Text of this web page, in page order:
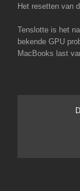
Het resetten van
Tenslotte is het
bekende GPU
MacBooks last